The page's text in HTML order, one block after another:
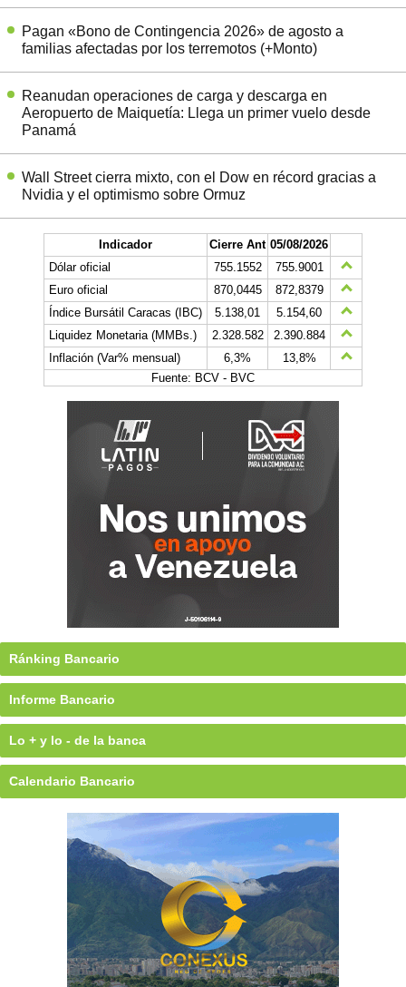
Pagan «Bono de Contingencia 2026» de agosto a
familias afectadas por los terremotos (+Monto)
Reanudan operaciones de carga y descarga en
Aeropuerto de Maiquetía: Llega un primer vuelo desde
Panamá
Wall Street cierra mixto, con el Dow en récord gracias a
Nvidia y el optimismo sobre Ormuz
Indicador Cierre Ant 05/08/2026
Dólar oficial
755.1552
755.9001
Euro oficial
870,0445
872,8379
Índice Bursátil Caracas (IBC)
5.138,01
5.154,60
Liquidez Monetaria (MMBs.)
2.328.582
2.390.884
Inflación (Var% mensual)
6,3%
13,8%
Fuente: BCV - BVC
Ránking Bancario
Informe Bancario
Lo + y lo - de la banca
Calendario Bancario